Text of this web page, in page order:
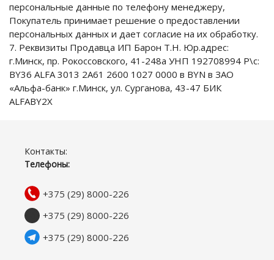
персональные данные по телефону менеджеру,
Покупатель принимает решение о предоставлении
персональных данных и дает согласие на их обработку.
7. Реквизиты Продавца ИП Барон Т.Н. Юр.адрес:
г.Минск, пр. Рокоссовского, 41-248а УНП 192708994 Р\с:
BY36 ALFA 3013 2A61 2600 1027 0000 в BYN в ЗАО
«Альфа-банк» г.Минск, ул. Сурганова, 43-47 БИК
ALFABY2X
Контакты:
Телефоны:
+375 (29) 8000-226
+375 (29) 8000-226
+375 (29) 8000-226